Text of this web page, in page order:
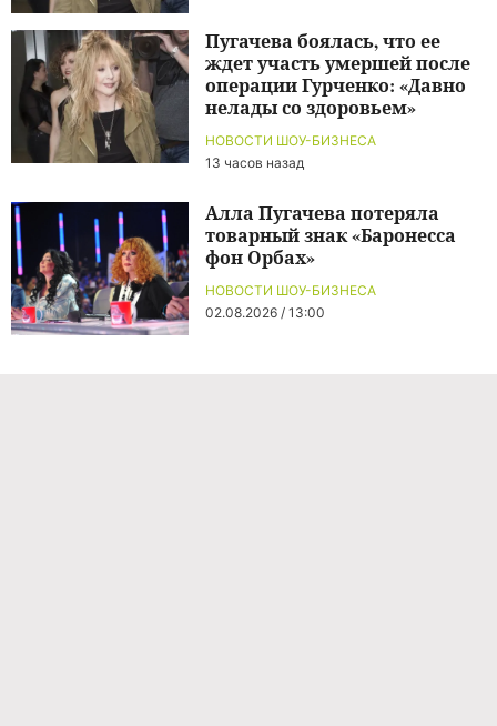
НОВОСТИ ШОУ-БИЗНЕСА
13 часов назад
Пугачева боялась, что ее
ждет участь умершей после
операции Гурченко: «Давно
нелады со здоровьем»
НОВОСТИ ШОУ-БИЗНЕСА
02.08.2026 / 13:00
Алла Пугачева потеряла
товарный знак «Баронесса
фон Орбах»